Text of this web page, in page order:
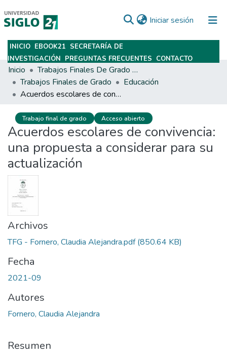
Iniciar sesión (current)
Subir
INICIO EBOOK21 SECRETARÍA DE
INVESTIGACIÓN PREGUNTAS FRECUENTES CONTACTO
Inicio
Trabajos Finales De Grado Y Posgrado
Trabajos Finales de Grado
Educación
Acuerdos escolares de convivencia: una propuesta a considerar para su actualización
Trabajo final de grado Acceso abierto
Acuerdos escolares de convivencia:
una propuesta a considerar para su
actualización
Archivos
TFG - Fornero, Claudia Alejandra.pdf(850.64 KB)
Fecha
2021-09
Autores
Fornero, Claudia Alejandra
Resumen